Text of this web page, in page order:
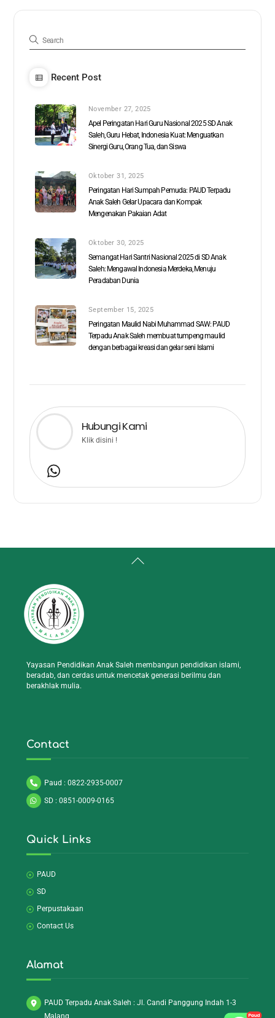
Recent Post
November 27, 2025
Apel Peringatan Hari Guru Nasional 2025 SD Anak
Saleh, Guru Hebat, Indonesia Kuat: Menguatkan
Sinergi Guru, Orang Tua, dan Siswa
Oktober 31, 2025
Peringatan Hari Sumpah Pemuda: PAUD Terpadu
Anak Saleh Gelar Upacara dan Kompak
Mengenakan Pakaian Adat
Oktober 30, 2025
Semangat Hari Santri Nasional 2025 di SD Anak
Saleh: Mengawal Indonesia Merdeka, Menuju
Peradaban Dunia
September 15, 2025
Peringatan Maulid Nabi Muhammad SAW: PAUD
Terpadu Anak Saleh membuat tumpeng maulid
dengan berbagai kreasi dan gelar seni Islami
Hubungi Kami
Klik disini !
Back
Yayasan Pendidikan Anak Saleh membangun pendidikan islami,
beradab, dan cerdas untuk mencetak generasi berilmu dan
berakhlak mulia.
Contact
Paud : 0822-2935-0007
SD : 0851-0009-0165
Quick Links
PAUD
SD
Perpustakaan
Contact Us
Alamat
PAUD Terpadu Anak Saleh : Jl. Candi Panggung Indah 1-3
Malang